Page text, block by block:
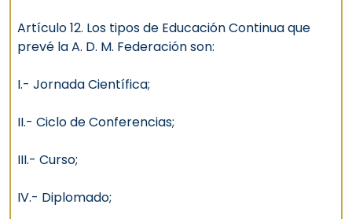
Artículo 12. Los tipos de Educación Continua que
prevé la A. D. M. Federación son:
I.- Jornada Científica;
II.- Ciclo de Conferencias;
III.- Curso;
IV.- Diplomado;